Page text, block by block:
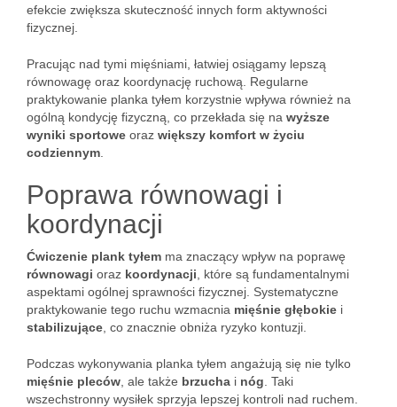
efekcie zwiększa skuteczność innych form aktywności
fizycznej.
Pracując nad tymi mięśniami, łatwiej osiągamy lepszą
równowagę oraz koordynację ruchową. Regularne
praktykowanie planka tyłem korzystnie wpływa również na
ogólną kondycję fizyczną, co przekłada się na wyższe
wyniki sportowe oraz większy komfort w życiu
codziennym
Poprawa równowagi i
koordynacji
Ćwiczenie plank tyłem ma znaczący wpływ na poprawę
równowagi oraz koordynacji , które są fundamentalnymi
aspektami ogólnej sprawności fizycznej. Systematyczne
praktykowanie tego ruchu wzmacnia mięśnie głębokie i
stabilizujące , co znacznie obniża ryzyko kontuzji.
Podczas wykonywania planka tyłem angażują się nie tylko
mięśnie pleców , ale także brzucha i nóg . Taki
wszechstronny wysiłek sprzyja lepszej kontroli nad ruchem.